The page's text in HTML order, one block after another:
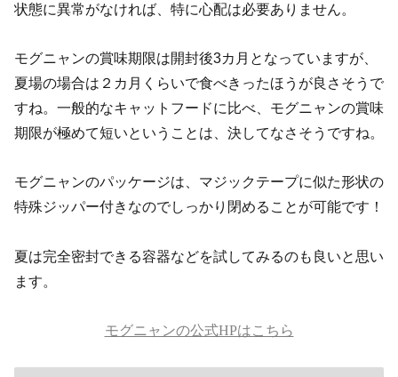
状態に異常がなければ、特に心配は必要ありません。
モグニャンの賞味期限は開封後3カ月となっていますが、
夏場の場合は２カ月くらいで食べきったほうが良さそうで
すね。一般的なキャットフードに比べ、モグニャンの賞味
期限が極めて短いということは、決してなさそうですね。
モグニャンのパッケージは、マジックテープに似た形状の
特殊ジッパー付きなのでしっかり閉めることが可能です！
夏は完全密封できる容器などを試してみるのも良いと思い
ます。
モグニャンの公式HPはこちら